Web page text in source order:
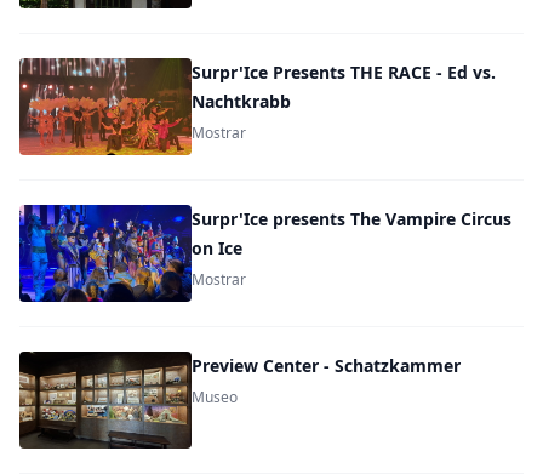
Surpr'Ice Presents THE RACE - Ed vs.
Nachtkrabb
Mostrar
Surpr'Ice presents The Vampire Circus
on Ice
Mostrar
Preview Center - Schatzkammer
Museo